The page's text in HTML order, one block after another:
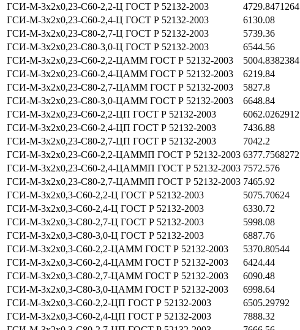
ГСИ-М-3х2х0,23-С60-2,2-Ц ГОСТ Р 52132-2003
4729.8471264
ГСИ-М-3х2х0,23-С60-2,4-Ц ГОСТ Р 52132-2003
6130.08
ГСИ-М-3х2х0,23-С80-2,7-Ц ГОСТ Р 52132-2003
5739.36
ГСИ-М-3х2х0,23-С80-3,0-Ц ГОСТ Р 52132-2003
6544.56
ГСИ-М-3х2х0,23-С60-2,2-ЦАММ ГОСТ Р 52132-2003
5004.8382384
ГСИ-М-3х2х0,23-С60-2,4-ЦАММ ГОСТ Р 52132-2003
6219.84
ГСИ-М-3х2х0,23-С80-2,7-ЦАММ ГОСТ Р 52132-2003
5827.8
ГСИ-М-3х2х0,23-С80-3,0-ЦАММ ГОСТ Р 52132-2003
6648.84
ГСИ-М-3х2х0,23-С60-2,2-ЦП ГОСТ Р 52132-2003
6062.0262912
ГСИ-М-3х2х0,23-С60-2,4-ЦП ГОСТ Р 52132-2003
7436.88
ГСИ-М-3х2х0,23-С80-2,7-ЦП ГОСТ Р 52132-2003
7042.2
ГСИ-М-3х2х0,23-С60-2,2-ЦАММП ГОСТ Р 52132-2003 6377.7568272
ГСИ-М-3х2х0,23-С60-2,4-ЦАММП ГОСТ Р 52132-2003 7572.576
ГСИ-М-3х2х0,23-С80-2,7-ЦАММП ГОСТ Р 52132-2003 7465.92
ГСИ-М-3х2х0,3-С60-2,2-Ц ГОСТ Р 52132-2003
5075.70624
ГСИ-М-3х2х0,3-С60-2,4-Ц ГОСТ Р 52132-2003
6330.72
ГСИ-М-3х2х0,3-С80-2,7-Ц ГОСТ Р 52132-2003
5998.08
ГСИ-М-3х2х0,3-С80-3,0-Ц ГОСТ Р 52132-2003
6887.76
ГСИ-М-3х2х0,3-С60-2,2-ЦАММ ГОСТ Р 52132-2003
5370.80544
ГСИ-М-3х2х0,3-С60-2,4-ЦАММ ГОСТ Р 52132-2003
6424.44
ГСИ-М-3х2х0,3-С80-2,7-ЦАММ ГОСТ Р 52132-2003
6090.48
ГСИ-М-3х2х0,3-С80-3,0-ЦАММ ГОСТ Р 52132-2003
6998.64
ГСИ-М-3х2х0,3-С60-2,2-ЦП ГОСТ Р 52132-2003
6505.29792
ГСИ-М-3х2х0,3-С60-2,4-ЦП ГОСТ Р 52132-2003
7888.32